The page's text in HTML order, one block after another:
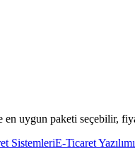
uygun paketi seçebilir,
SistemleriE-Ticaret Yazılımı